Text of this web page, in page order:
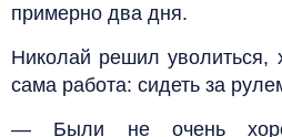
примерно два дня.
Николай решил уволиться,
сама работа: сидеть за
— Были не очень